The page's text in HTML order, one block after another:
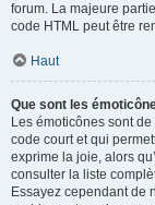
forum. La majeure
code HTML peut être
Haut
Que sont les
Les émoticônes sont
code court et qui
exprime la joie, alors
consulter la liste
Essayez cependant de